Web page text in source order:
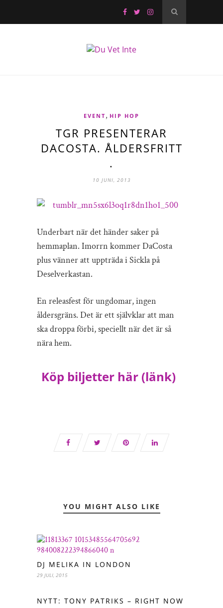
EVENT, HIP HOP
TGR PRESENTERAR
DACOSTA. ÅLDERSFRITT
.
10 JUNI, 2013
Underbart när det händer saker på
hemmaplan. Imorrn kommer DaCosta
plus vänner att uppträda i Sickla på
Deselverkastan.
En releasfest för ungdomar, ingen
åldersgräns. Det är ett självklar att man
ska droppa förbi, speciellt när det är så
nära hem.
Köp biljetter här (länk)
YOU MIGHT ALSO LIKE
DJ MELIKA IN LONDON
29 JULI, 2015
NYTT: TONY PATRIKS – RIGHT NOW